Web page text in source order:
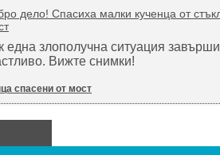
дело! Спасиха малки кученца от
една злополучна ситуация завърши
Вижте снимки!
спасени от мост